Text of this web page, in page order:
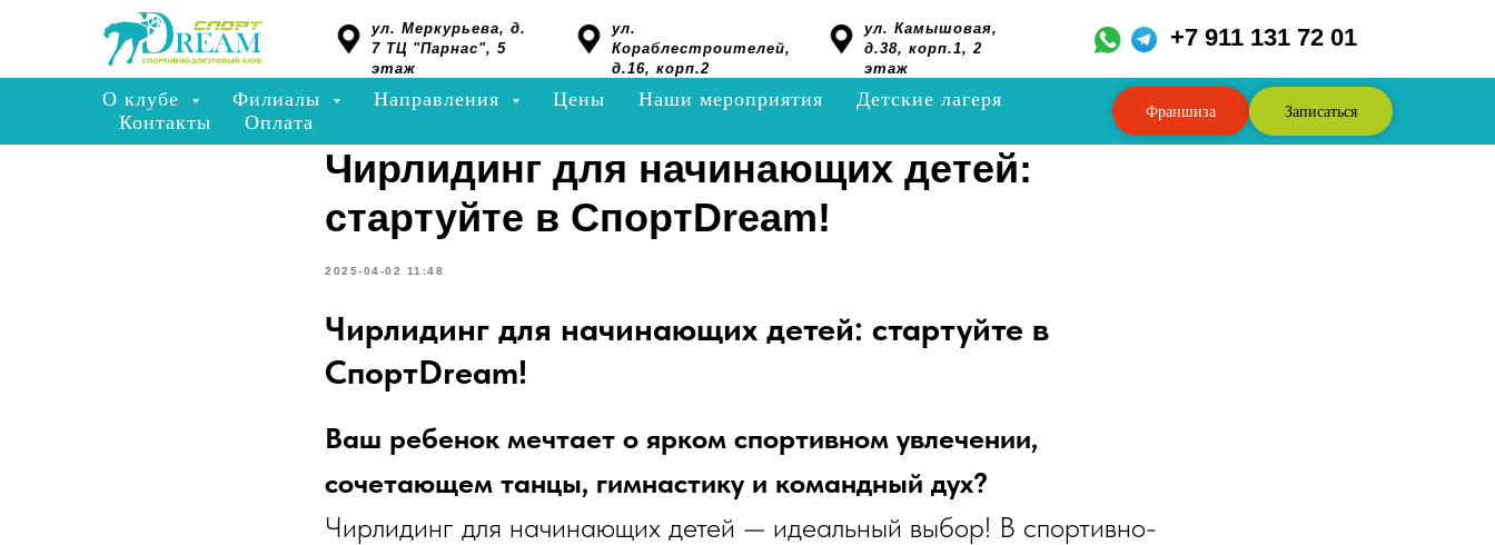
ул. Меркурьева, д.
7 ТЦ "Парнас", 5
этаж
ул.
Кораблестроителей,
д.16, корп.2
ул. Камышовая,
д.38, корп.1, 2
этаж
+7 911 131 72 01
О клубе Филиалы Направления Цены Наши мероприятия
Детские лагеря
Контакты
Оплата Франшиза Записаться
Чирлидинг для начинающих детей:
стартуйте в СпортDream!
2025-04-02 11:48
Чирлидинг для начинающих детей: стартуйте в
СпортDream!
Ваш ребенок мечтает о ярком спортивном увлечении,
сочетающем танцы, гимнастику и командный дух?
Чирлидинг для начинающих детей — идеальный выбор! В спортивно-